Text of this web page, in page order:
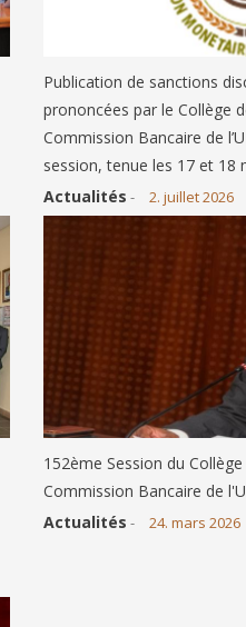
Publication de sanctions
prononcées par le Collège
Commission Bancaire de
session, tenue les 17 et 18
Actualités - 2. juillet 2026
152ème Session du
Commission Bancaire de
Actualités - 24. mars 2026